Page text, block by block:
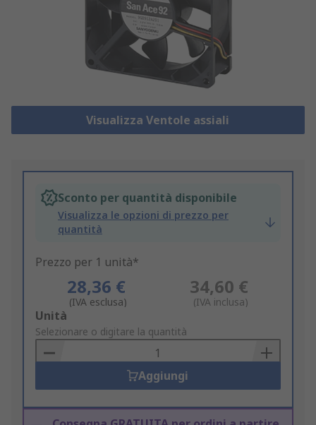
Visualizza Ventole assiali
Sconto per quantità disponibile
Visualizza le opzioni di prezzo per
quantità
Prezzo per 1 unità*
28,36 €
(IVA esclusa)
34,60 €
(IVA inclusa)
Add
to
Basket
Unità
Selezionare o digitare la quantità
Aggiungi